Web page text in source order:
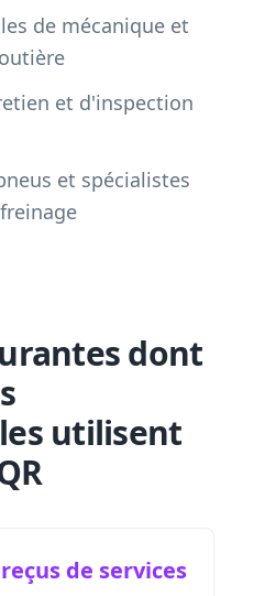
de mécanique et
et d'inspection
et spécialistes
dont
utilisent
de services